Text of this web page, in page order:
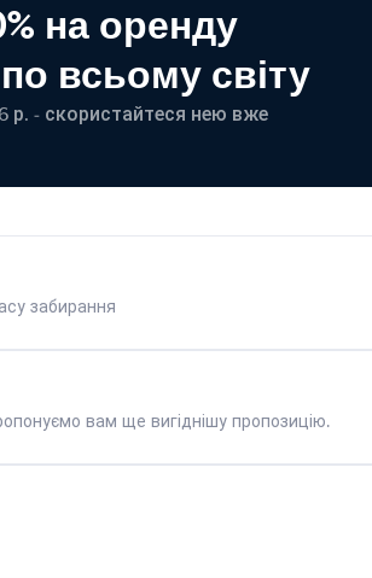
на оренду
всьому світу
р. - скористайтеся нею вже
забирання
вам ще вигіднішу пропозицію.